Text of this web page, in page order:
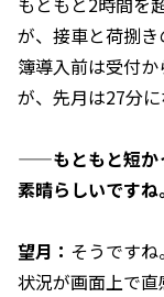
が、接車と荷捌
簿導入前は受付
が、先月は27分に
——もともと短か
素晴らしいですね。
望月： そうです
状況が画面上で